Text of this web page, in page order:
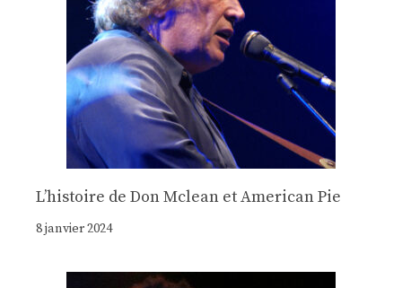
Lʼhistoire de Don Mclean et American Pie
8 janvier 2024